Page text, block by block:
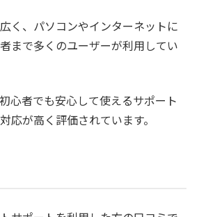
く、パソコンやインターネットに
まで多くのユーザーが利用してい
心者でも安心して使えるサポート
応が高く評価されています。